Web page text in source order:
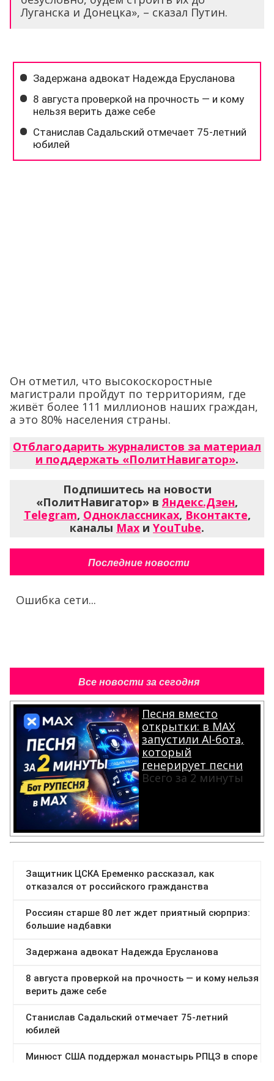
Луганска и Донецка», – сказал Путин.
Он отметил, что высокоскоростные
магистрали пройдут по территориям, где
живёт более 111 миллионов наших граждан,
а это 80% населения страны.
Отблагодарить журналистов за материал
и поддержать «ПолитНавигатор».
Подпишитесь на новости
«ПолитНавигатор» вЯндекс.Дзен,
Telegram, Одноклассниках, Вконтакте,
каналы Max и YouTube.
Последние новости
Ошибка сети...
Все новости за сегодня
Песня вместо
открытки: в MAX
запустили AI-бота,
который
генерирует песни
Всего за 2 минуты